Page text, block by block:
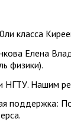
класса
Елена
физики).
Нашим
поддержка: